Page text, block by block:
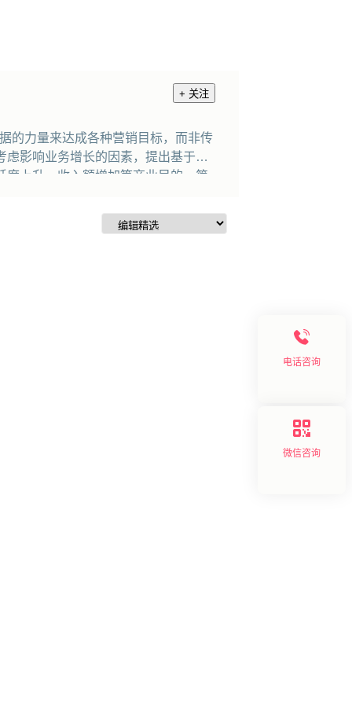
+ 关注
的力量来达成各种营销目标，而非传
影响业务增长的因素，提出基于产
上升、收入额增加等商业目的。简
电话咨询
微信咨询